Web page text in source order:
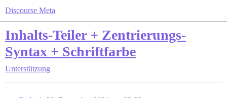
Discourse Meta
Inhalts-Teiler + Zentrierungs-
Syntax + Schriftfarbe
Unterstützung